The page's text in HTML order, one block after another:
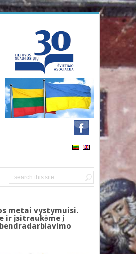
metai vystymuisi.
ir įsitraukėme į